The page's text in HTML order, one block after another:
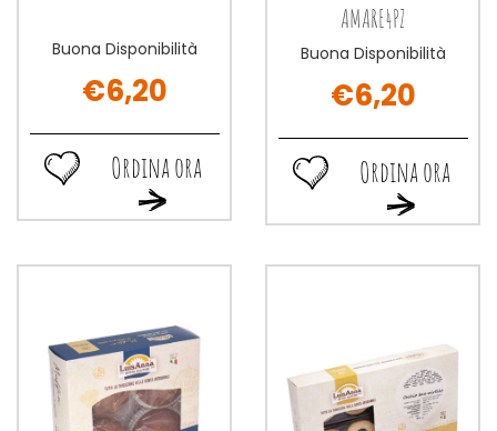
Buona Disponibilità
€6,20
Ordina ora
Ordina
ora BACI
DAMA
Ordina
DI
100G alla
AMARE4PZ
Buona Disponibilità
€6,20
Ordina ora
Ordina
ora
AMARE4PZ al
Ordina
ora CROSTATINA
CONFETTURA